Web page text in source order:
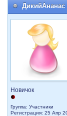
ДикийАнанас
Новичок
Группа: Участники
Регистрация: 25 Апр